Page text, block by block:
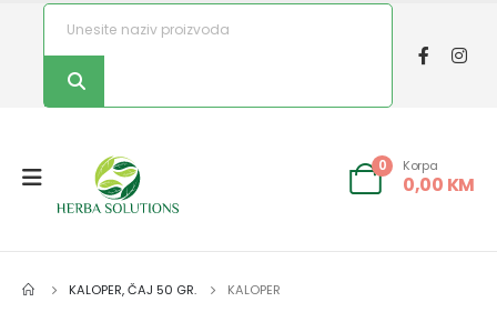
0 Korpa
0,00 KM
KALOPER, ČAJ 50 GR. KALOPER